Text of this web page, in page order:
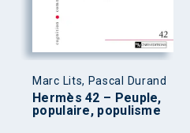
Marc Lits, Pascal Durand
Hermès 42 – Peuple,
populaire, populisme